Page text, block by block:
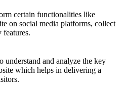
certain functionalities like
on social media platforms, collect
features.
understand and analyze the key
which helps in delivering a